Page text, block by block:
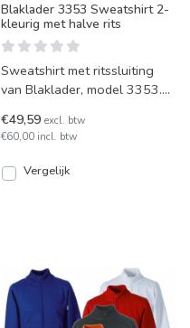
Blaklader 3353 Sweatshirt 2-
kleurig met halve rits
Sweatshirt met ritssluiting
van Blaklader, model 3353.
kleurcombinaties.
€49,59 excl. btw
€60,00 incl. btw
Vergelijk